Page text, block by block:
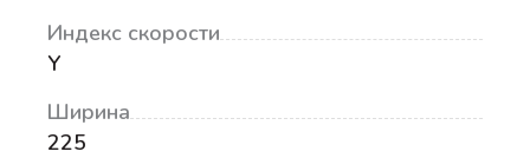
Индекс скорости
Y
Ширина
225